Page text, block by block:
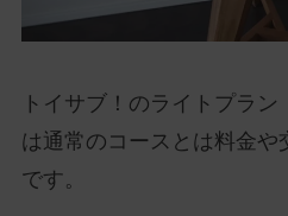
トイサブ！のライトプラン
は通常のコースとは料金や
です。